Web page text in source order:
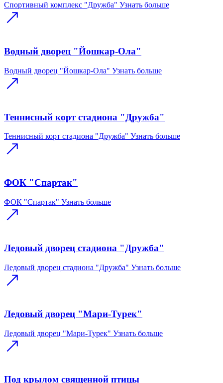
Спортивный комплекс "Дружба" Узнать больше
Водный дворец "Йошкар-Ола"
Водный дворец "Йошкар-Ола" Узнать больше
Теннисный корт стадиона "Дружба"
Теннисный корт стадиона "Дружба" Узнать больше
ФОК "Спартак"
ФОК "Спартак" Узнать больше
Ледовый дворец стадиона "Дружба"
Ледовый дворец стадиона "Дружба" Узнать больше
Ледовый дворец "Мари-Турек"
Ледовый дворец "Мари-Турек" Узнать больше
Под крылом священной птицы